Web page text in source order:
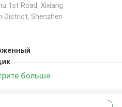
1st Road, Xixiang
District, Shenzhen
больше